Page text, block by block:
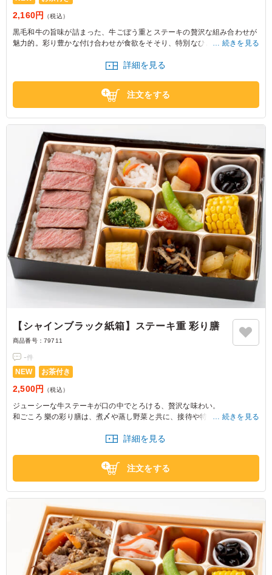
2,160円 （税込）
黒毛和牛の旨味が詰まった、牛ごぼう重とステーキの贅沢な組み合わせが
魅力的。彩り豊かな付け合わせが食欲をそそり、特別なひとときを演出し
続きを見る
詳細を見る
注文をする
【シャインブラック紙箱】ステーキ重 彩り膳
商品番号： 79711
-件
NEW お茶付き
2,500円 （税込）
ジューシーな牛ステーキが口の中でとろける、贅沢な味わい。
和ごころ 樂の彩り膳は、煮〆や蒸し野菜と共に、接待や特別なお集まりに
続きを見る
詳細を見る
注文をする